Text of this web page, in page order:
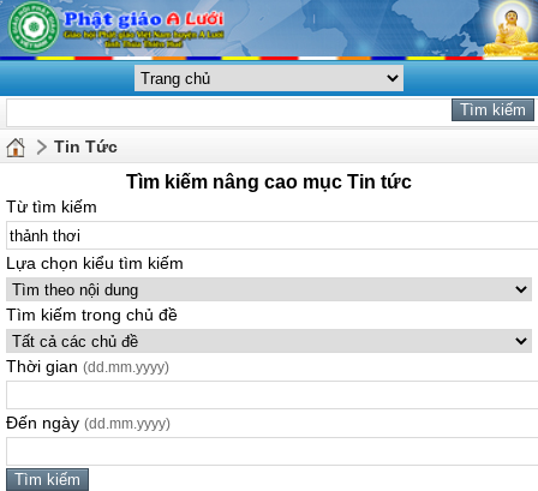
Tin Tức
Tìm kiếm nâng cao mục Tin tức
Từ tìm kiếm
Lựa chọn kiểu tìm kiếm
Tìm kiếm trong chủ đề
Thời gian (dd.mm.yyyy)
Đến ngày (dd.mm.yyyy)